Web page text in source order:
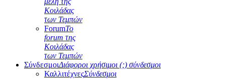
Κοιλάδας
των Τεμπών
ForumΤο
forum της
Κοιλάδας
των Τεμπών
ΣύνδεσμοιΔιάφοροι χρήσιμοι (;) σύνδεσμοι
ΚαλλιτέχνεςΣύνδεσμοι